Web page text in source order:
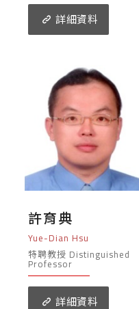
詳細資料
許育典
Yue-Dian Hsu
特聘教授 Distinguished
Professor
詳細資料